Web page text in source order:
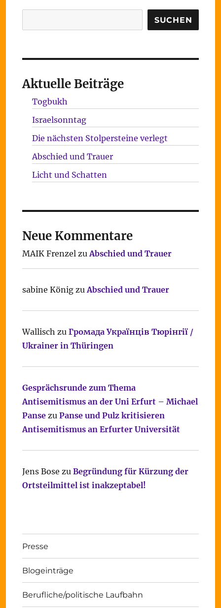
SUCHEN
Aktuelle Beiträge
Togbukh
Israelsonntag
Die nächsten Stolpersteine verlegt
Abschied und Trauer
Licht und Schatten
Neue Kommentare
MAIK FrenzelzuAbschied und Trauer
sabine KönigzuAbschied und Trauer
Wallisch zu Громада Українців Тюрінгії /
Ukrainer in Thüringen
Gesprächsrunde zum Thema
Antisemitismus an der Uni Erfurt – Michael
Pansezu Panse und Pulz kritisieren
Antisemitismus an Erfurter Universität
Jens Bose zu Begründung für Kürzung der
Ortsteilmittel ist inakzeptabel!
Presse
Blogeinträge
Berufliche/politische Laufbahn